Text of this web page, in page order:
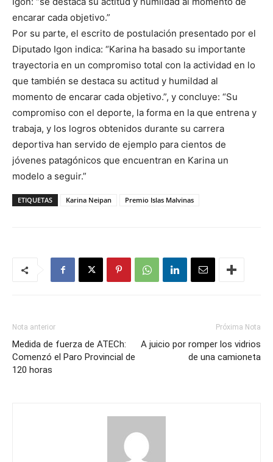
encarar cada objetivo.”
Por su parte, el escrito de postulación presentado por el
Diputado Igon indica: “Karina ha basado su importante
trayectoria en un compromiso total con la actividad en lo
que también se destaca su actitud y humildad al
momento de encarar cada objetivo.”, y concluye: “Su
compromiso con el deporte, la forma en la que entrena y
trabaja, y los logros obtenidos durante su carrera
deportiva han servido de ejemplo para cientos de
jóvenes patagónicos que encuentran en Karina un
modelo a seguir.”
ETIQUETAS Karina Neipan Premio Islas Malvinas
Nota anterior
Medida de fuerza de ATECh:
Comenzó el Paro Provincial de
120 horas
Próxima Nota
A juicio por romper los vidrios
de una camioneta